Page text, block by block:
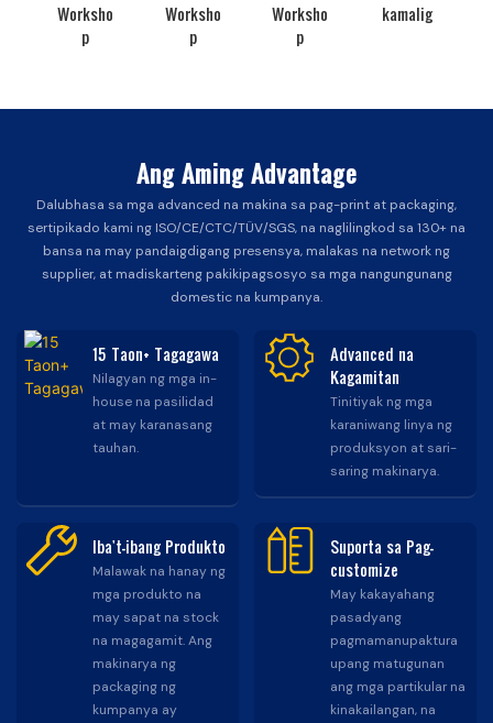
Worksho
p
Worksho
p
Worksho
p
kamalig
Ang Aming Advantage
Dalubhasa sa mga advanced na makina sa pag-print at packaging,
sertipikado kami ng ISO/CE/CTC/TÜV/SGS, na naglilingkod sa 130+ na
bansa na may pandaigdigang presensya, malakas na network ng
supplier, at madiskarteng pakikipagsosyo sa mga nangungunang
domestic na kumpanya.
15 Taon+ Tagagawa
Nilagyan ng mga in-
house na pasilidad
at may karanasang
tauhan.
Advanced na
Kagamitan
Tinitiyak ng mga
karaniwang linya ng
produksyon at sari-
saring makinarya.
Iba't-ibang Produkto
Malawak na hanay ng
mga produkto na
may sapat na stock
na magagamit. Ang
makinarya ng
packaging ng
kumpanya ay
Suporta sa Pag-
customize
May kakayahang
pasadyang
pagmamanupaktura
upang matugunan
ang mga partikular na
kinakailangan, na